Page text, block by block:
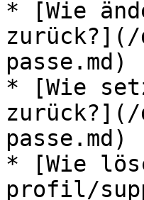
* [Wie
passe.md)
* [Wie
passe.md)
* [Wie
profil/